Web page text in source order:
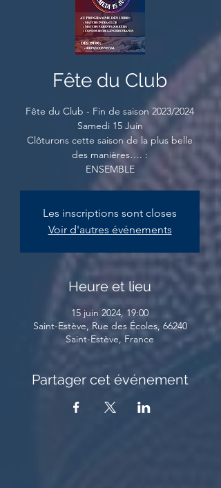
Fête du Club
Fête du Club - Fin de saison 2023/2024
Samedi 15 Juin
Clôturons cette saison de la plus belle
des manières…. :
ENSEMBLE
Les inscriptions sont closes
Voir d'autres événements
Heure et lieu
15 juin 2024, 19:00
Saint-Estève, Rue des Écoles, 66240
Saint-Estève, France
Partager cet événement